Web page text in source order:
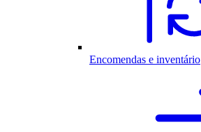
Encomendas e inventário